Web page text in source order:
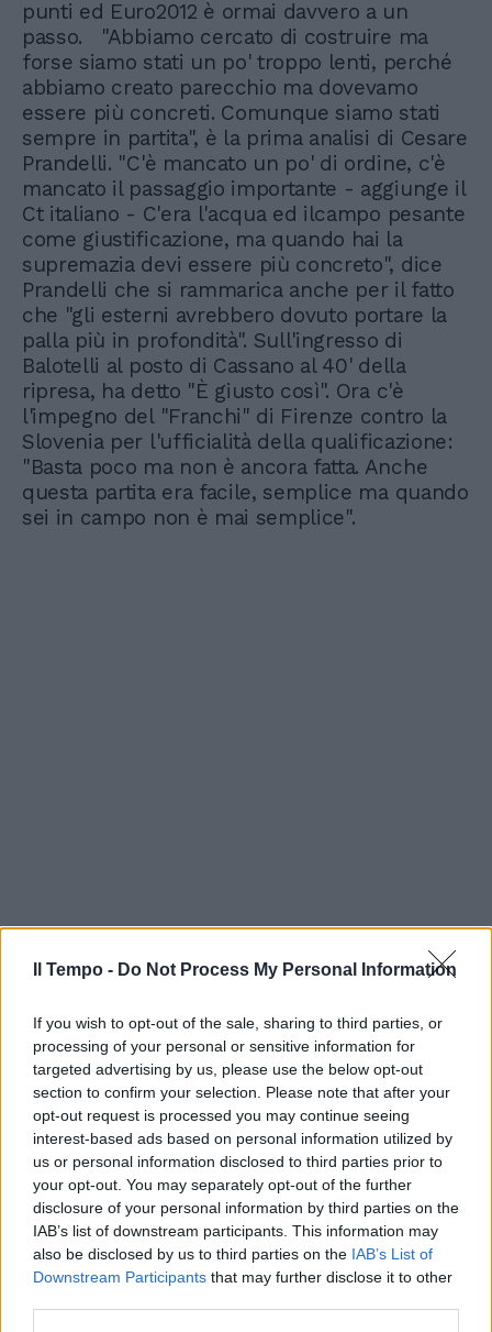
Il Tempo - Do Not Process My Personal Information
If you wish to opt-out of the sale, sharing to third parties, or
processing of your personal or sensitive information for
targeted advertising by us, please use the below opt-out
section to confirm your selection. Please note that after your
opt-out request is processed you may continue seeing
interest-based ads based on personal information utilized by
us or personal information disclosed to third parties prior to
your opt-out. You may separately opt-out of the further
disclosure of your personal information by third parties on the
IAB’s list of downstream participants. This information may
also be disclosed by us to third parties on the IAB’s List of
Downstream Participants that may further disclose it to other
punti ed Euro2012 è ormai davvero a un
passo. "Abbiamo cercato di costruire ma
forse siamo stati un po' troppo lenti, perché
abbiamo creato parecchio ma dovevamo
essere più concreti. Comunque siamo stati
sempre in partita", è la prima analisi di Cesare
Prandelli. "C'è mancato un po' di ordine, c'è
mancato il passaggio importante - aggiunge il
Ct italiano - C'era l'acqua ed ilcampo pesante
come giustificazione, ma quando hai la
supremazia devi essere più concreto", dice
Prandelli che si rammarica anche per il fatto
che "gli esterni avrebbero dovuto portare la
palla più in profondità". Sull'ingresso di
Balotelli al posto di Cassano al 40' della
ripresa, ha detto "È giusto così". Ora c'è
l'impegno del "Franchi" di Firenze contro la
Slovenia per l'ufficialità della qualificazione:
"Basta poco ma non è ancora fatta. Anche
questa partita era facile, semplice ma quando
sei in campo non è mai semplice".
In evidenza